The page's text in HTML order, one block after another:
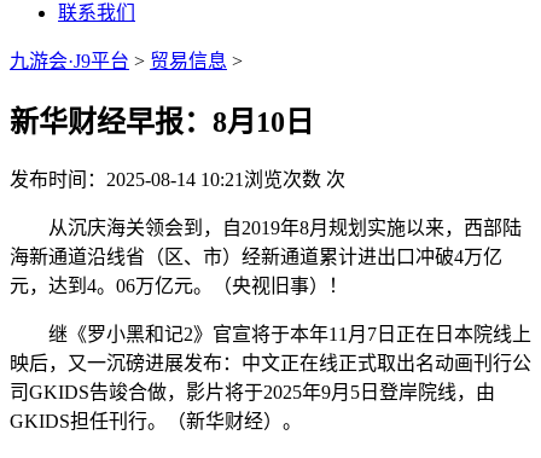
联系我们
九游会·J9平台 > 贸易信息 >
新华财经早报：8月10日
发布时间：2025-08-14 10:21浏览次数 次
从沉庆海关领会到，自2019年8月规划实施以来，西部陆
海新通道沿线省（区、市）经新通道累计进出口冲破4万亿
元，达到4。06万亿元。（央视旧事）！
继《罗小黑和记2》官宣将于本年11月7日正在日本院线上
映后，又一沉磅进展发布：中文正在线正式取出名动画刊行公
司GKIDS告竣合做，影片将于2025年9月5日登岸院线，由
GKIDS担任刊行。（新华财经）。